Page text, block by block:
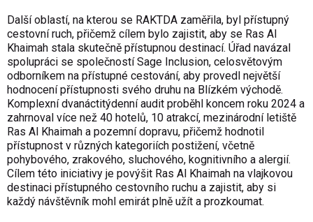
Další oblastí, na kterou se RAKTDA zaměřila, byl přístupný
cestovní ruch, přičemž cílem bylo zajistit, aby se Ras Al
Khaimah stala skutečně přístupnou destinací. Úřad navázal
spolupráci se společností Sage Inclusion, celosvětovým
odborníkem na přístupné cestování, aby provedl největší
hodnocení přístupnosti svého druhu na Blízkém východě.
Komplexní dvanáctitýdenní audit proběhl koncem roku 2024 a
zahrnoval více než 40 hotelů, 10 atrakcí, mezinárodní letiště
Ras Al Khaimah a pozemní dopravu, přičemž hodnotil
přístupnost v různých kategoriích postižení, včetně
pohybového, zrakového, sluchového, kognitivního a alergií.
Cílem této iniciativy je povýšit Ras Al Khaimah na vlajkovou
destinaci přístupného cestovního ruchu a zajistit, aby si
každý návštěvník mohl emirát plně užít a prozkoumat.